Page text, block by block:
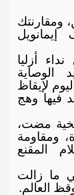
ومقارنتك
إيمانويل
أزليا
الوصاية
لإيقاظ
فيها وهج
مضت،
ومقاومة
المقنع
ما زالت
العالم.